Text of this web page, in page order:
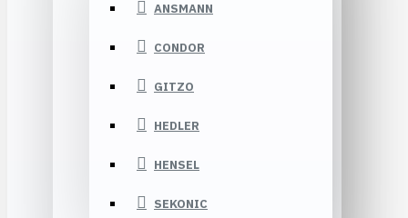
ANSMANN
CONDOR
GITZO
HEDLER
HENSEL
SEKONIC